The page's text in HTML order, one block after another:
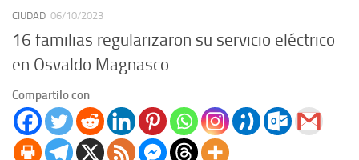
CIUDAD 06/10/2023
16 familias regularizaron su servicio eléctrico
en Osvaldo Magnasco
Compartilo con